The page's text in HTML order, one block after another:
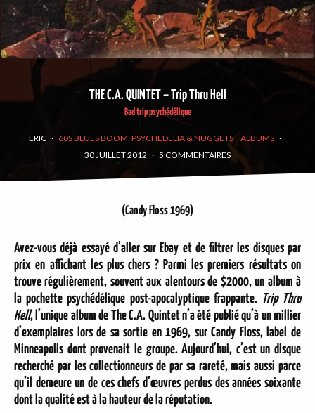
THE C.A. QUINTET – Trip Thru Hell
Bad trip psychédélique
ERIC · 60S BLUES BOOM, PSYCHEDELIA & NUGGETS ALBUMS ·
30 JUILLET 2012 · 5 COMMENTAIRES
(Candy Floss 1969)
Avez-vous déjà essayé d’aller sur Ebay et de filtrer les disques par
prix en affichant les plus chers ? Parmi les premiers résultats on
trouve régulièrement, souvent aux alentours de $2000, un album à
la pochette psychédélique post-apocalyptique frappante. Trip Thru
Hell, l’unique album de The C.A. Quintetn’a été publié qu’à un millier
d’exemplaires lors de sa sortie en 1969, sur Candy Floss, label de
Minneapolis dont provenait le groupe. Aujourd’hui, c’est un disque
recherché par les collectionneurs de par sa rareté, mais aussi parce
qu’il demeure un de ces chefs d’œuvres perdus des années soixante
dont la qualité est à la hauteur de la réputation.